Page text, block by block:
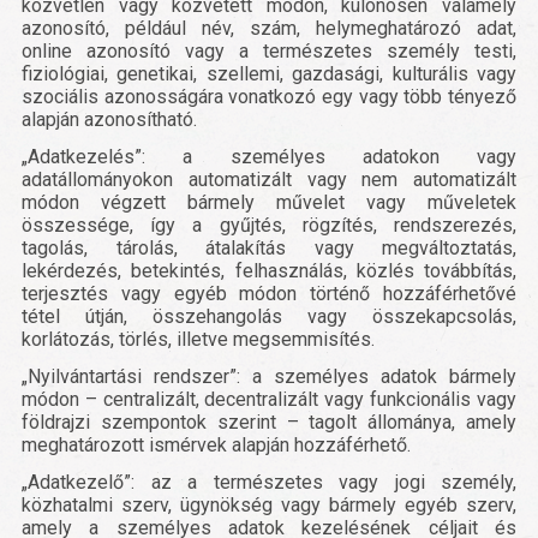
közvetlen vagy közvetett módon, különösen valamely
azonosító, például név, szám, helymeghatározó adat,
online azonosító vagy a természetes személy testi,
fiziológiai, genetikai, szellemi, gazdasági, kulturális vagy
szociális azonosságára vonatkozó egy vagy több tényező
alapján azonosítható.
„Adatkezelés”: a személyes adatokon vagy
adatállományokon automatizált vagy nem automatizált
módon végzett bármely művelet vagy műveletek
összessége, így a gyűjtés, rögzítés, rendszerezés,
tagolás, tárolás, átalakítás vagy megváltoztatás,
lekérdezés, betekintés, felhasználás, közlés továbbítás,
terjesztés vagy egyéb módon történő hozzáférhetővé
tétel útján, összehangolás vagy összekapcsolás,
korlátozás, törlés, illetve megsemmisítés.
„Nyilvántartási rendszer”: a személyes adatok bármely
módon – centralizált, decentralizált vagy funkcionális vagy
földrajzi szempontok szerint – tagolt állománya, amely
meghatározott ismérvek alapján hozzáférhető.
„Adatkezelő”: az a természetes vagy jogi személy,
közhatalmi szerv, ügynökség vagy bármely egyéb szerv,
amely a személyes adatok kezelésének céljait és